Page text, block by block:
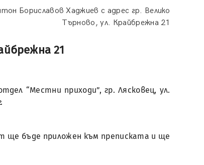
Бориславов Хаджиев с адрес гр. Велико
Търново, ул. Крайбрежна 21
21
“Местни приходи”, гр. Лясковец, ул.
ще бъде приложен към преписката и ще